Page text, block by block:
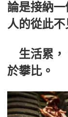
論是接納
人的從此不
生活累，
於攀比。